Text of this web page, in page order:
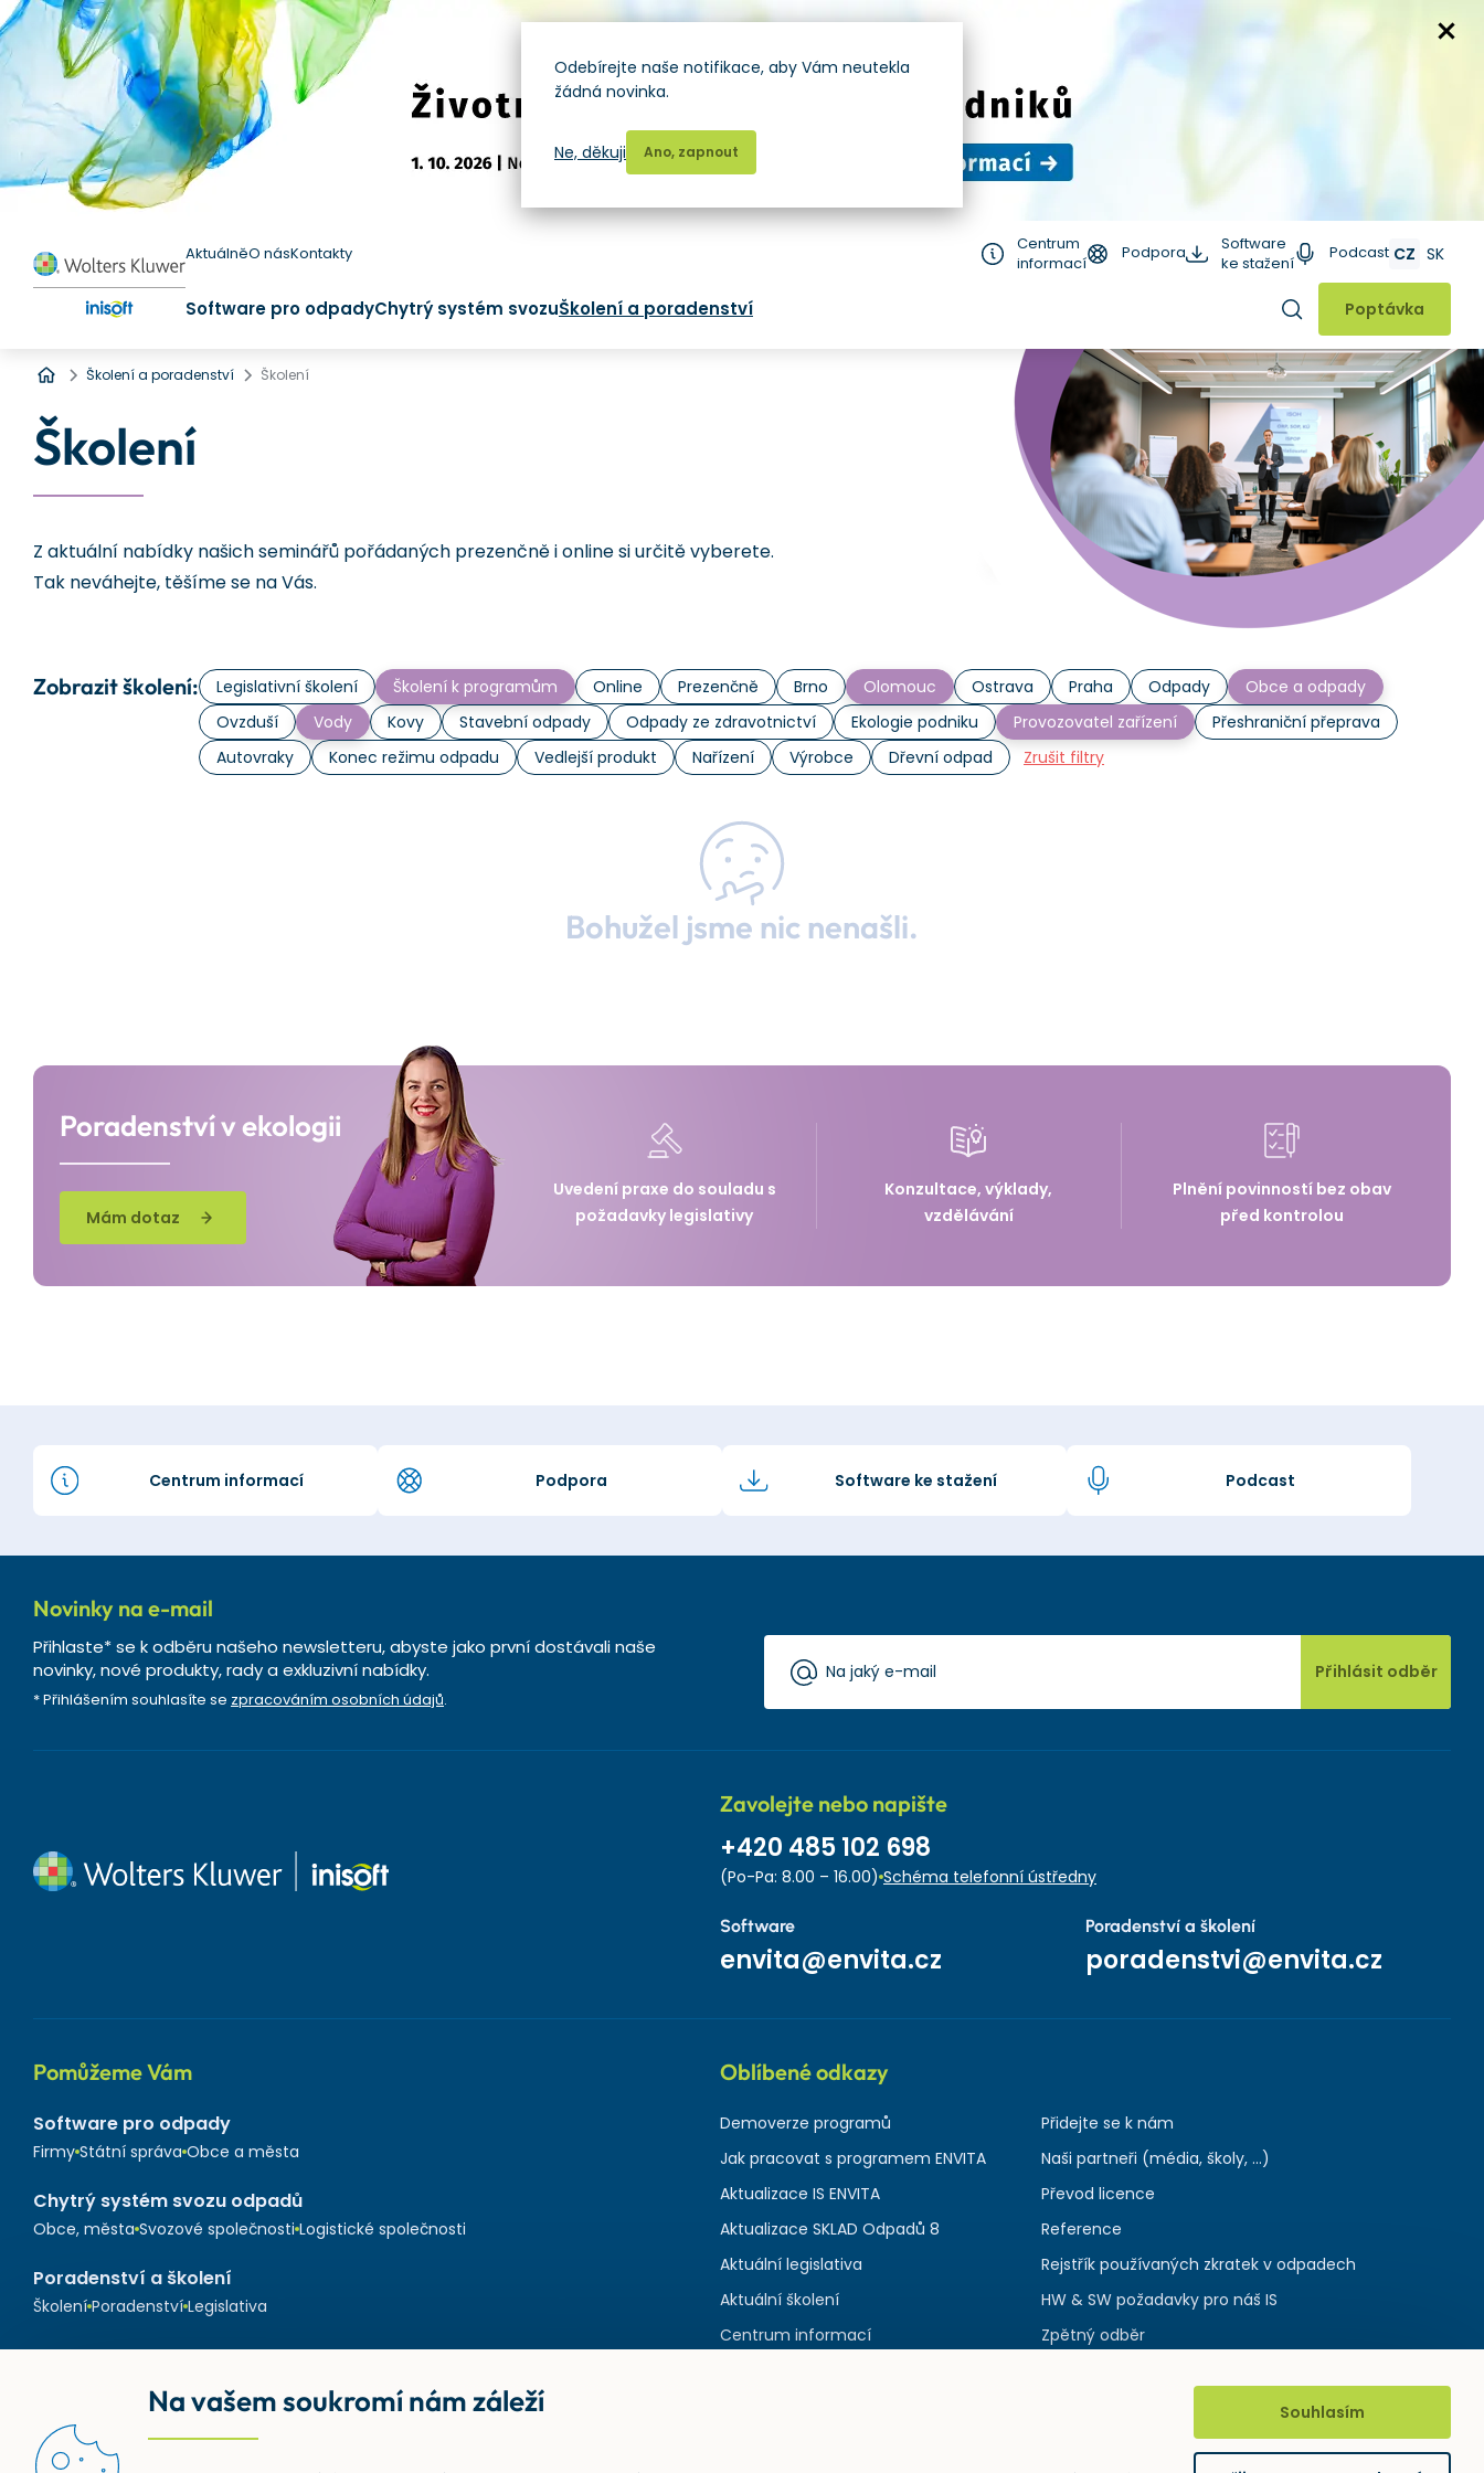
AktuálněO násKontakty
Centrum
informací
Podpora
Software
ke stažení
Podcast CZ SK
Software pro odpadyChytrý systém svozuŠkolení a poradenství Hledat
Poptávka
Úvod
Školení a poradenství Školení
Školení
Z aktuální nabídky našich seminářů pořádaných prezenčně i online si určitě vyberete.
Tak neváhejte, těšíme se na Vás.
Zobrazit školení: Legislativní školení Školení k programům Online Prezenčně Brno Olomouc Ostrava Praha Odpady
Obce a odpady
Ovzduší
Vody Kovy Stavební odpady Odpady ze zdravotnictví Ekologie podniku Provozovatel zařízení
Přeshraniční přeprava
Autovraky
Konec režimu odpadu Vedlejší produkt Nařízení Výrobce Dřevní odpad Zrušit filtry
Bohužel jsme nic nenašli.
Poradenství v ekologii
Mám dotaz
Uvedení praxe do souladu s
požadavky legislativy
Konzultace, výklady,
vzdělávání
Plnění povinností bez obav
před kontrolou
Centrum informací Podpora Software ke stažení Podcast
Novinky na e-mail
Přihlaste* se k odběru našeho newsletteru, abyste jako první dostávali naše
novinky, nové produkty, rady a exkluzivní nabídky.
* Přihlášením souhlasíte se zpracováním osobních údajů.
Přihlásit odběr
Zavolejte nebo napište
+420 485 102 698
(Po-Pa: 8.00 – 16.00) Schéma telefonní ústředny
Software
envita@envita.cz
Poradenství a školení
poradenstvi@envita.cz
Pomůžeme Vám
Software pro odpady
Firmy Státní správa Obce a města
Chytrý systém svozu odpadů
Obce, města Svozové společnosti Logistické společnosti
Poradenství a školení
Školení Poradenství Legislativa
Oblíbené odkazy
Demoverze programů
Jak pracovat s programem ENVITA
Aktualizace IS ENVITA
Aktualizace SKLAD Odpadů 8
Aktuální legislativa
Aktuální školení
Centrum informací
Přidejte se k nám
Naši partneři (média, školy, ...)
Převod licence
Reference
Rejstřík používaných zkratek v odpadech
HW & SW požadavky pro náš IS
Zpětný odběr
Odebírejte naše notifikace, aby Vám neutekla
žádná novinka.
Ano, zapnout
Ne, děkuji
Na vašem soukromí nám záleží Souhlasím